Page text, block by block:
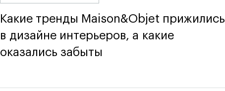
Какие тренды Maison&Objet прижились
в дизайне интерьеров, а какие
оказались забыты
Какие тренды Maison&Objet прижились
в дизайне интерьеров, а какие
оказались забыты